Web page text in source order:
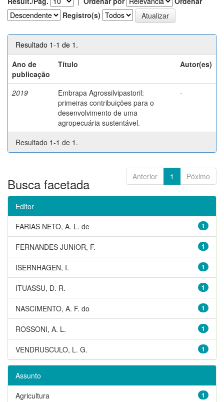
Registro(s)
Resultado 1-1 de 1.
Ano de
publicação
Título Autor(es)
2019
Embrapa Agrossilvipastoril:
primeiras contribuições para o
desenvolvimento de uma
agropecuária sustentável.
-
Resultado 1-1 de 1.
Anterior 1 Póximo
Busca facetada
Editor
1
FARIAS NETO, A. L. de
1
FERNANDES JUNIOR, F.
1
ISERNHAGEN, I.
1
ITUASSU, D. R.
1
NASCIMENTO, A. F. do
1
ROSSONI, A. L.
1
VENDRUSCULO, L. G.
Assunto
1
Agricultura